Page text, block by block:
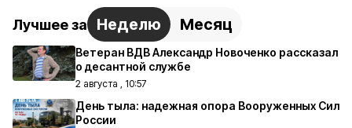
Лучшее за Неделю Месяц
Ветеран ВДВ Александр Новоченко рассказал
о десантной службе
2 августа , 10:57
День тыла: надежная опора Вооруженных Сил
России